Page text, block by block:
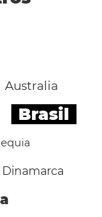
Australia
Brasil
Dinamarca